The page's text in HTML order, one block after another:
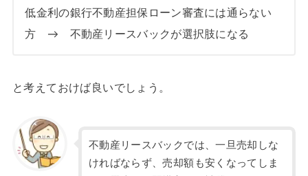
低金利の銀行不動産担保ローン審査には通らない
方 → 不動産リースバックが選択肢になる
と考えておけば良いでしょう。
不動産リースバックでは、一旦売却しな
ければならず、売却額も安くなってしま